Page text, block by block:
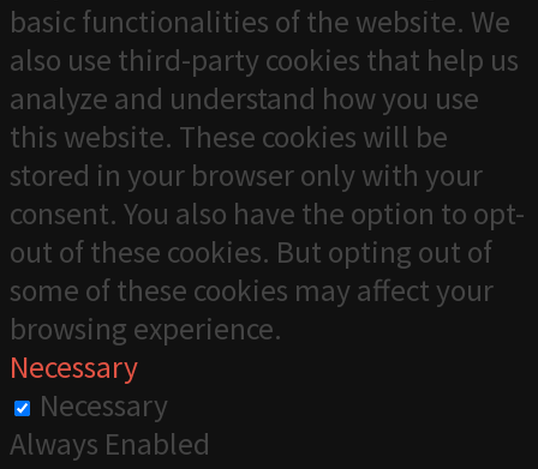
basic functionalities of the website. We
also use third-party cookies that help us
analyze and understand how you use
this website. These cookies will be
stored in your browser only with your
consent. You also have the option to opt-
out of these cookies. But opting out of
some of these cookies may affect your
browsing experience.
Necessary
Necessary
Always Enabled